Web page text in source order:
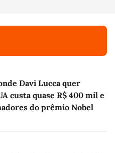
Davi Lucca quer
custa quase R$ 400 mil e
do prêmio Nobel